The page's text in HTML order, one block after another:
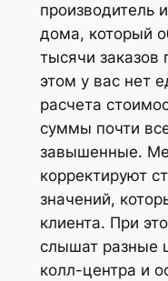
производитель
дома, который
тысячи заказов
этом у вас нет
расчета
суммы почти
завышенные.
корректируют
значений,
клиента. При
слышат разные
колл-центра и